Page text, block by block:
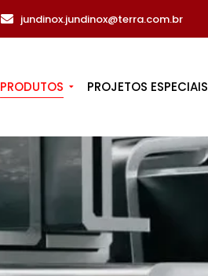
jundinox.jundinox@terra.com.br
PRODUTOS PROJETOS ESPECIAIS